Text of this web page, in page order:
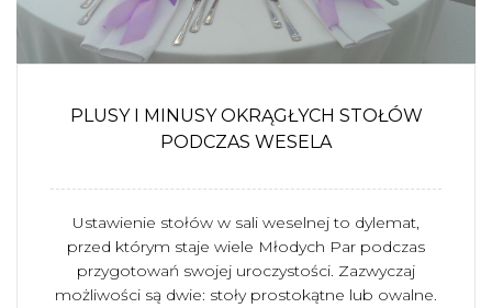
PLUSY I MINUSY OKRĄGŁYCH STOŁÓW
PODCZAS WESELA
Ustawienie stołów w sali weselnej to dylemat,
przed którym staje wiele Młodych Par podczas
przygotowań swojej uroczystości. Zazwyczaj
możliwości są dwie: stoły prostokątne lub owalne.